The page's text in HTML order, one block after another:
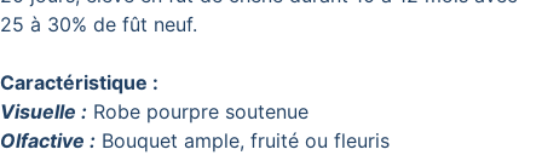
25 à 30% de fût neuf.
Caractéristique :
Visuelle : Robe pourpre soutenue
Olfactive : Bouquet ample, fruité ou fleuris